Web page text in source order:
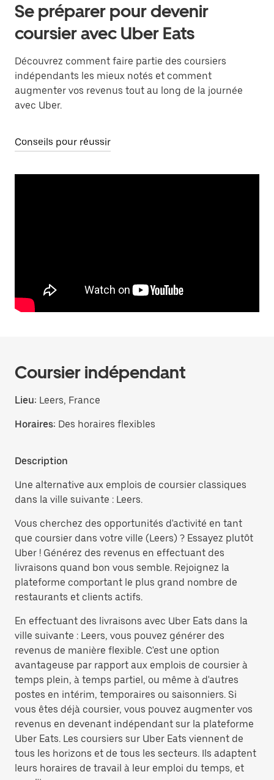
Se préparer pour devenir
coursier avec Uber Eats
Découvrez comment faire partie des coursiers
indépendants les mieux notés et comment
augmenter vos revenus tout au long de la journée
avec Uber.
Conseils pour réussir
Coursier indépendant
Lieu: Leers, France
Horaires: Des horaires flexibles
Description
Une alternative aux emplois de coursier classiques
dans la ville suivante : Leers.
Vous cherchez des opportunités d'activité en tant
que coursier dans votre ville (Leers) ? Essayez plutôt
Uber ! Générez des revenus en effectuant des
livraisons quand bon vous semble. Rejoignez la
plateforme comportant le plus grand nombre de
restaurants et clients actifs.
En effectuant des livraisons avec Uber Eats dans la
ville suivante : Leers, vous pouvez générer des
revenus de manière flexible. C'est une option
avantageuse par rapport aux emplois de coursier à
temps plein, à temps partiel, ou même à d'autres
postes en intérim, temporaires ou saisonniers. Si
vous êtes déjà coursier, vous pouvez augmenter vos
revenus en devenant indépendant sur la plateforme
Uber Eats. Les coursiers sur Uber Eats viennent de
tous les horizons et de tous les secteurs. Ils adaptent
leurs horaires de travail à leur emploi du temps, et